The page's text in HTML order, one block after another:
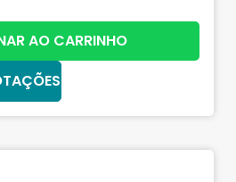
AO CARRINHO